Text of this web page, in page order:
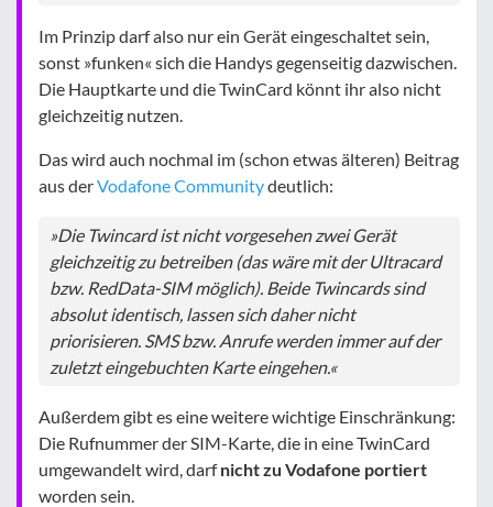
Im Prinzip darf also nur ein Gerät eingeschaltet sein,
sonst »funken« sich die Handys gegenseitig dazwischen.
Die Hauptkarte und die TwinCard könnt ihr also nicht
gleichzeitig nutzen.
Das wird auch nochmal im (schon etwas älteren) Beitrag
aus derVodafone Communitydeutlich:
»Die Twincard ist nicht vorgesehen zwei Gerät
gleichzeitig zu betreiben (das wäre mit der Ultracard
bzw. RedData-SIM möglich). Beide Twincards sind
absolut identisch, lassen sich daher nicht
priorisieren. SMS bzw. Anrufe werden immer auf der
zuletzt eingebuchten Karte eingehen.«
Außerdem gibt es eine weitere wichtige Einschränkung:
Die Rufnummer der SIM-Karte, die in eine TwinCard
umgewandelt wird, darfnicht zu Vodafone portiert
worden sein.